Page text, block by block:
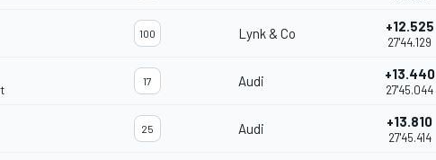
100 Lynk & Co +12.525
27'44.129
17 Audi +13.440
27'45.044
25 Audi +13.810
27'45.414